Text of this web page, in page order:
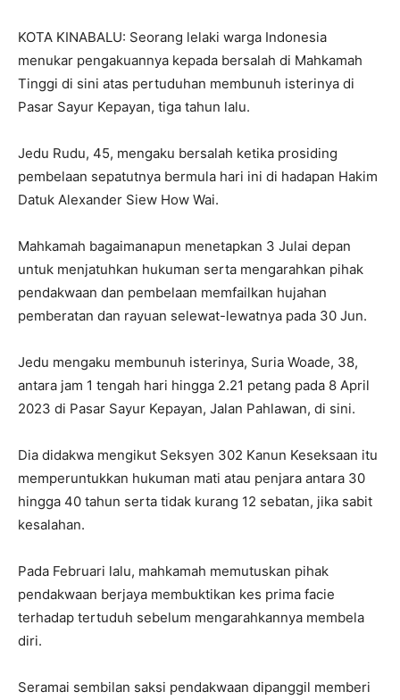
KOTA KINABALU: Seorang lelaki warga Indonesia
menukar pengakuannya kepada bersalah di Mahkamah
Tinggi di sini atas pertuduhan membunuh isterinya di
Pasar Sayur Kepayan, tiga tahun lalu.
Jedu Rudu, 45, mengaku bersalah ketika prosiding
pembelaan sepatutnya bermula hari ini di hadapan Hakim
Datuk Alexander Siew How Wai.
Mahkamah bagaimanapun menetapkan 3 Julai depan
untuk menjatuhkan hukuman serta mengarahkan pihak
pendakwaan dan pembelaan memfailkan hujahan
pemberatan dan rayuan selewat-lewatnya pada 30 Jun.
Jedu mengaku membunuh isterinya, Suria Woade, 38,
antara jam 1 tengah hari hingga 2.21 petang pada 8 April
2023 di Pasar Sayur Kepayan, Jalan Pahlawan, di sini.
Dia didakwa mengikut Seksyen 302 Kanun Keseksaan itu
memperuntukkan hukuman mati atau penjara antara 30
hingga 40 tahun serta tidak kurang 12 sebatan, jika sabit
kesalahan.
Pada Februari lalu, mahkamah memutuskan pihak
pendakwaan berjaya membuktikan kes prima facie
terhadap tertuduh sebelum mengarahkannya membela
diri.
Seramai sembilan saksi pendakwaan dipanggil memberi